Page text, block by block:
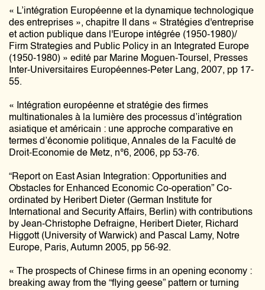
« L’intégration Européenne et la dynamique technologique
des entreprises », chapitre II dans « Stratégies d'entreprise
et action publique dans l'Europe intégrée (1950-1980)/
Firm Strategies and Public Policy in an Integrated Europe
(1950-1980) » edité par Marine Moguen-Toursel, Presses
Inter-Universitaires Européennes-Peter Lang, 2007, pp 17-
55.
« Intégration européenne et stratégie des firmes
multinationales à la lumière des processus d’intégration
asiatique et américain : une approche comparative en
termes d’économie politique, Annales de la Faculté de
Droit-Economie de Metz, n°6, 2006, pp 53-76.
“Report on East Asian Integration: Opportunities and
Obstacles for Enhanced Economic Co-operation” Co-
ordinated by Heribert Dieter (German Institute for
International and Security Affairs, Berlin) with contributions
by Jean-Christophe Defraigne, Heribert Dieter, Richard
Higgott (University of Warwick) and Pascal Lamy, Notre
Europe, Paris, Autumn 2005, pp 56-92.
« The prospects of Chinese firms in an opening economy :
breaking away from the “flying geese” pattern or turning